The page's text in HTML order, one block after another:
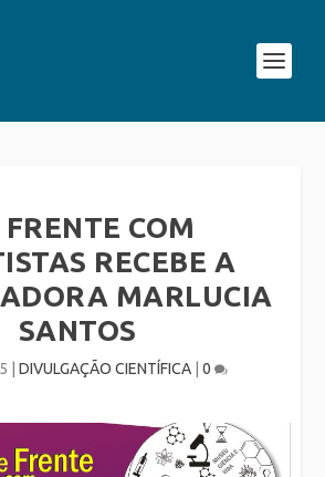
FRENTE COM
RECEBE A
MARLUCIA
SANTOS
DIVULGAÇÃO CIENTÍFICA| 0